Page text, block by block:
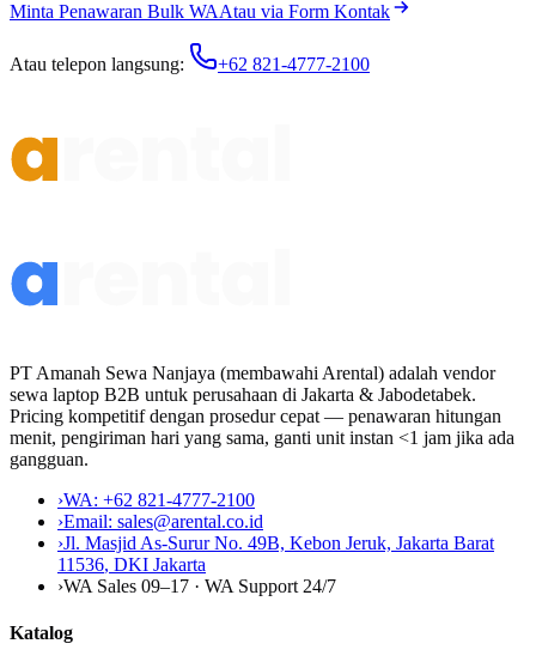
Minta Penawaran Bulk WAAtau via Form Kontak
Atau telepon langsung: +62 821-4777-2100
PT Amanah Sewa Nanjaya (membawahi Arental) adalah vendor
sewa laptop B2B untuk perusahaan di Jakarta & Jabodetabek.
Pricing kompetitif dengan prosedur cepat — penawaran hitungan
menit, pengiriman hari yang sama, ganti unit instan <1 jam jika ada
gangguan.
›WA: +62 821-4777-2100
›Email: sales@arental.co.id
›Jl. Masjid As-Surur No. 49B, Kebon Jeruk, Jakarta Barat
11536, DKI Jakarta
›WA Sales 09–17 · WA Support 24/7
Katalog